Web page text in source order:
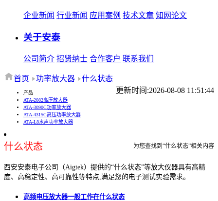
企业新闻 行业新闻 应用案例 技术文章 知网论文
关于安泰
公司简介 招贤纳士 合作客户 联系我们
首页 功率放大器
什么状态
更新时间:2026-08-08 11:51:44
产品
ATA-2082高压放大器
ATA-3090C功率放大器
ATA-4315C高压功率放大器
ATA-L8水声功率放大器
什么状态 为您查找到“什么状态”相关内容
西安安泰电子公司（Aigtek）提供的“什么状态”等放大仪器具有高精
度、高稳定性、高可靠性等特点,满足您的电子测试实验需求。
高频电压放大器一般工作在什么状态